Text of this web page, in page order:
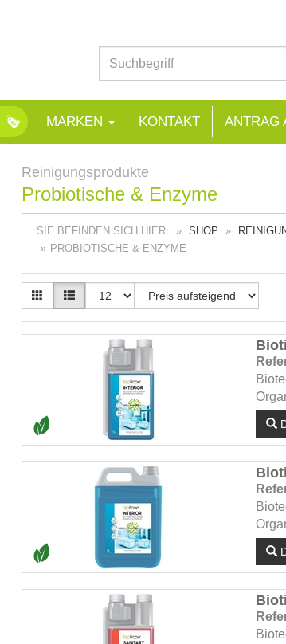
MARKEN KONTAKT ANTRAG
Reinigungsprodukte
Probiotische & Enzyme
SIE BEFINDEN SICH HIER: SHOP
PROBIOTISCHE & ENZYME